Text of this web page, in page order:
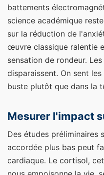
battements
science académique
sur la réduction de
œuvre classique ralentie
sensation de rondeur.
disparaissent. On sent
buste plutôt que dans la
Mesurer l'impact
Des études préliminaires
accordée plus bas peut
cardiaque. Le cortisol,